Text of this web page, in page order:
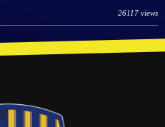
26117 views